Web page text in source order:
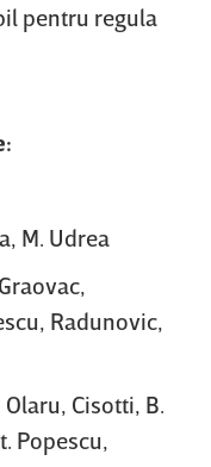
pentru regula
M. Udrea
Radunovic,
Cisotti, B.
Popescu,